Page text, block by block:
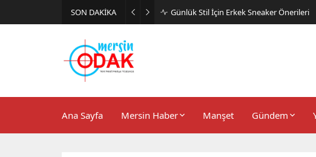
SON DAKİKA Günlük Stil İçin Erkek Sneaker Önerileri
Ana Sayfa Mersin Haber Manşet Gündem